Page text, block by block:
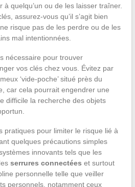
à quelqu’un ou de les laisser traîner.
assurez-vous qu’il s’agit bien
risque pas de les perdre ou de les
mal intentionnées.
nécessaire pour trouver
vos clés chez vous. Évitez par
‘vide-poche’ situé près du
car cela pourrait engendrer une
difficile la recherche des objets
pratiques pour limiter le risque lié à
quelques précautions simples
innovants tels que les
serrures connectées et surtout
personnelle telle que veiller
personnels, notamment ceux